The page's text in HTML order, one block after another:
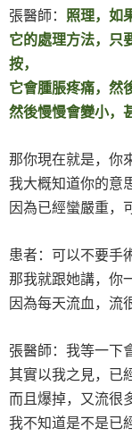
張醫師： 照理，如
它的處理方法，只
按，
它會腫脹疼痛，然
然後慢慢會變小，
那你現在就是，你
我大概知道你的意
因為已經蠻嚴重，
患者：可以不要手
那我就跟她講，你
因為每天流血，流
張醫師：我等一下
其實以我之見，已
而且爆掉，又流很
我不知道是不是已